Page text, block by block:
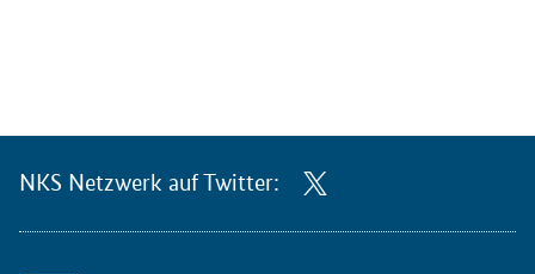
NKS Netzwerk auf Twitter: